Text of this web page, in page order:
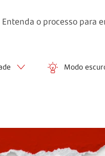
o processo para
Modo